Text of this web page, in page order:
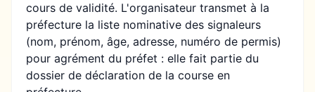
cours de validité. L'organisateur transmet à la
préfecture la liste nominative des signaleurs
(nom, prénom, âge, adresse, numéro de permis)
pour agrément du préfet : elle fait partie du
dossier de déclaration de la course en